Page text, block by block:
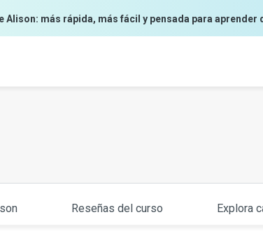
Alison: más rápida, más fácil y pensada para
Reseñas del curso Explora